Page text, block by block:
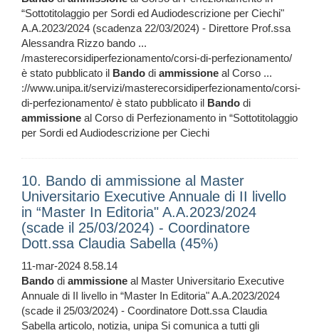
“Sottotitolaggio per Sordi ed Audiodescrizione per Ciechi"
A.A.2023/2024 (scadenza 22/03/2024) - Direttore Prof.ssa
Alessandra Rizzo bando ...
/masterecorsidiperfezionamento/corsi-di-perfezionamento/
è stato pubblicato il Bando di ammissione al Corso ...
://www.unipa.it/servizi/masterecorsidiperfezionamento/corsi-
di-perfezionamento/ è stato pubblicato il Bando di
ammissione al Corso di Perfezionamento in “Sottotitolaggio
per Sordi ed Audiodescrizione per Ciechi
10. Bando di ammissione al Master
Universitario Executive Annuale di II livello
in “Master In Editoria" A.A.2023/2024
(scade il 25/03/2024) - Coordinatore
Dott.ssa Claudia Sabella (45%)
11-mar-2024 8.58.14
Bando di ammissione al Master Universitario Executive
Annuale di II livello in “Master In Editoria" A.A.2023/2024
(scade il 25/03/2024) - Coordinatore Dott.ssa Claudia
Sabella articolo, notizia, unipa Si comunica a tutti gli